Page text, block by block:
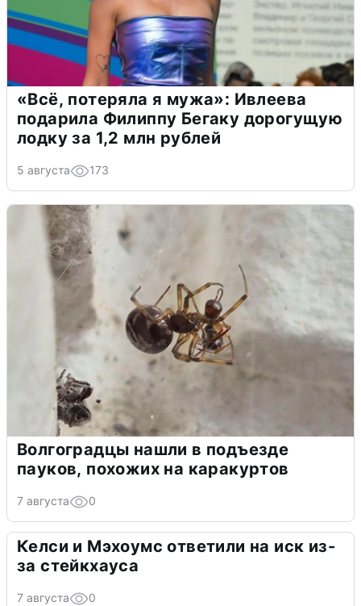
«Всё, потеряла я мужа»: Ивлеева
подарила Филиппу Бегаку дорогущую
лодку за 1,2 млн рублей
5 августа 173
Волгоградцы нашли в подъезде
пауков, похожих на каракуртов
7 августа 0
Келси и Мэхоумс ответили на иск из-
за стейкхауса
7 августа 0